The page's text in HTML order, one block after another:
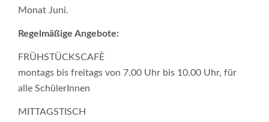
Monat Juni.
Regelmäßige Angebote:
FRÜHSTÜCKSCAFÈ
montags bis freitags von 7.00 Uhr bis 10.00 Uhr, für
alle SchülerInnen
MITTAGSTISCH